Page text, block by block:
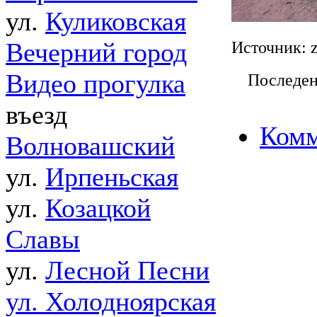
ул. Куликовская
Вечерний город
Видео прогулка
въезд
Волновашский
ул. Ирпеньская
ул. Козацкой
Славы
ул. Лесной Песни
ул. Холодноярская
Источник: